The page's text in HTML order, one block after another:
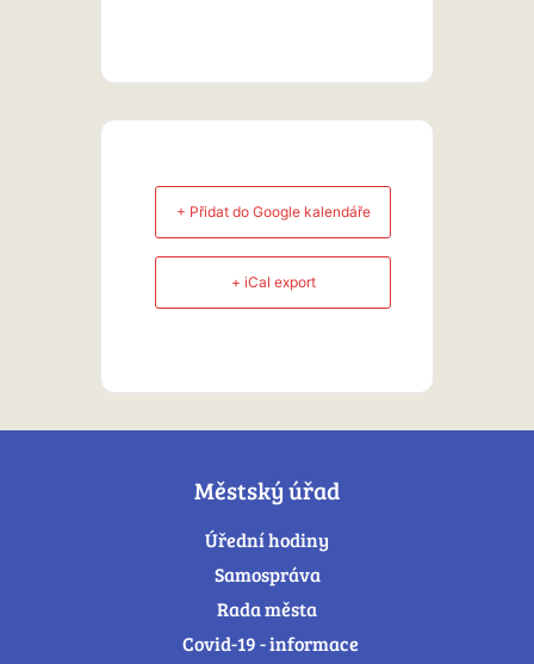
+ Přidat do Google kalendáře
+ iCal export
Městský úřad
Úřední hodiny
Samospráva
Rada města
Covid-19 - informace